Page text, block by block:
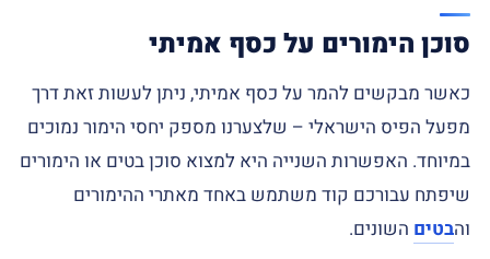
סוכן הימורים על כסף אמיתי
כאשר מבקשים להמר על כסף אמיתי, ניתן לעשות זאת דרך
מפעל הפיס הישראלי – שלצערנו מספק יחסי הימור נמוכים
במיוחד. האפשרות השנייה היא למצוא סוכן בטים או הימורים
שיפתח עבורכם קוד משתמש באחד מאתרי ההימורים
והבטים השונים.